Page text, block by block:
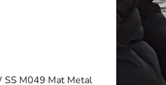
SS M049 Mat Metal